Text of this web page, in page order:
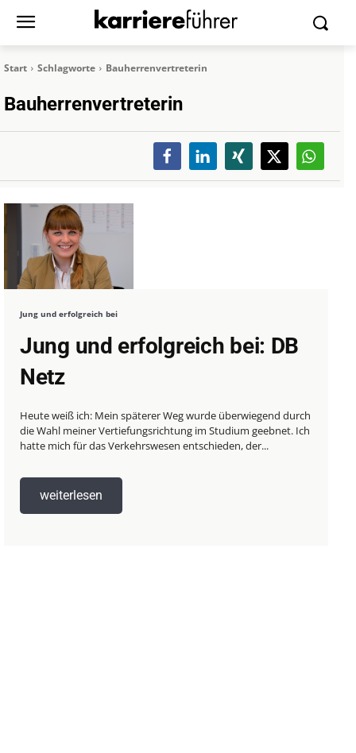
Start Schlagworte Bauherrenvertreterin
Bauherrenvertreterin
Jung und erfolgreich bei
Jung und erfolgreich bei: DB
Netz
Heute weiß ich: Mein späterer Weg wurde überwiegend durch
die Wahl meiner Vertiefungsrichtung im Studium geebnet. Ich
hatte mich für das Verkehrswesen entschieden, der...
weiterlesen